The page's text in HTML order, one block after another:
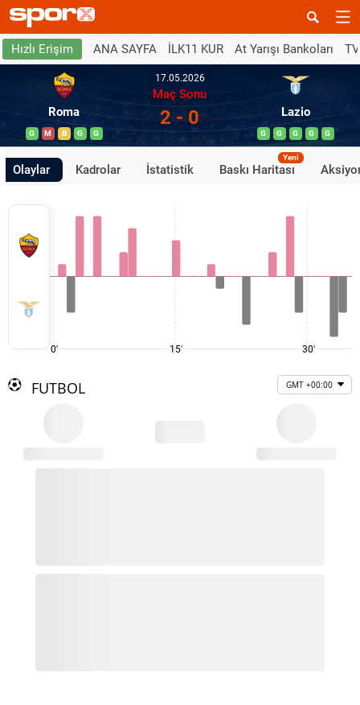
Hızlı Erişim ANA SAYFA İLK11 KUR At Yarışı Bankoları
Roma
G M B G G
17.05.2026
Maç Sonu
2 - 0 Lazio
G G G G G
Olaylar Kadrolar İstatistik Baskı Haritası
Yeni
0' 15' 30'
FUTBOL GMT +00:00